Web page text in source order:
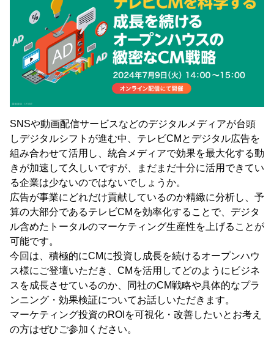
SNSや動画配信サービスなどのデジタルメディアが台頭
しデジタルシフトが進む中、テレビCMとデジタル広告を
組み合わせて活用し、統合メディアで効果を最大化する動
きが加速して久しいですが、まだまだ十分に活用できてい
る企業は少ないのではないでしょうか。
広告が事業にどれだけ貢献しているのか精緻に分析し、予
算の大部分であるテレビCMを効率化することで、デジタ
ル含めたトータルのマーケティング生産性を上げることが
可能です。
今回は、積極的にCMに投資し成長を続けるオープンハウ
ス様にご登壇いただき、CMを活用してどのようにビジネ
スを成長させているのか、同社のCM戦略や具体的なプラ
ンニング・効果検証についてお話しいただきます。
マーケティング投資のROIを可視化・改善したいとお考え
の方はぜひご参加ください。